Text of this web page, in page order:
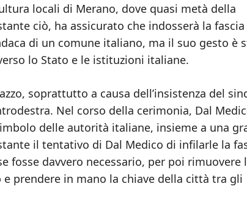
locali di Merano, dove quasi metà della
ciò, ha assicurato che indosserà la
di un comune italiano, ma il suo gesto è
lo Stato e le istituzioni italiane.
soprattutto a causa dell’insistenza del
Nel corso della cerimonia, Dal
delle autorità italiane, insieme a una
il tentativo di Dal Medico di infilarle la
fosse davvero necessario, per poi rimuovere
prendere in mano la chiave della città tra gli